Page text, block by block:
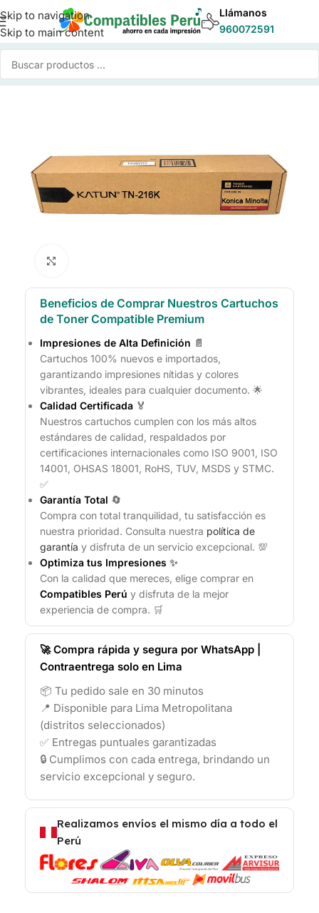
Skip to navigation
Skip to main content
Llámanos
960072591
/Toner para Impresoras/Toner Compatible Konica Minolta
Beneficios de Comprar Nuestros Cartuchos
de Toner Compatible Premium
Impresiones de Alta Definición 📄
Cartuchos 100% nuevos e importados,
garantizando impresiones nítidas y colores
vibrantes, ideales para cualquier documento. 🌟
Calidad Certificada 🏅
Nuestros cartuchos cumplen con los más altos
estándares de calidad, respaldados por
certificaciones internacionales como ISO 9001, ISO
14001, OHSAS 18001, RoHS, TUV, MSDS y STMC.
✅
Garantía Total 🔄
Compra con total tranquilidad, tu satisfacción es
nuestra prioridad. Consulta nuestra política de
garantía y disfruta de un servicio excepcional. 💯
Optimiza tus Impresiones ✨
Con la calidad que mereces, elige comprar en
Compatibles Perú y disfruta de la mejor
experiencia de compra. 🛒
🚀 Compra rápida y segura por WhatsApp |
Contraentrega solo en Lima
📦 Tu pedido sale en 30 minutos
📍 Disponible para Lima Metropolitana
(distritos seleccionados)
✅ Entregas puntuales garantizadas
🔒 Cumplimos con cada entrega, brindando un
servicio excepcional y seguro.
Realizamos envíos el mismo día a todo el
Perú